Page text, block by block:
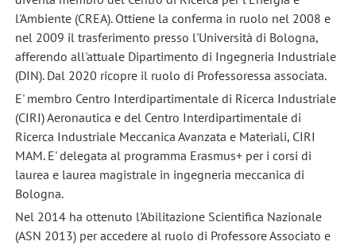
l'Ambiente (CREA). Ottiene la conferma in ruolo nel 2008 e
nel 2009 il trasferimento presso l'Università di Bologna,
afferendo all'attuale Dipartimento di Ingegneria Industriale
(DIN). Dal 2020 ricopre il ruolo di Professoressa associata.
E' membro Centro Interdipartimentale di Ricerca Industriale
(CIRI) Aeronautica e del Centro Interdipartimentale di
Ricerca Industriale Meccanica Avanzata e Materiali, CIRI
MAM. E' delegata al programma Erasmus+ per i corsi di
laurea e laurea magistrale in ingegneria meccanica di
Bologna.
Nel 2014 ha ottenuto l'Abilitazione Scientifica Nazionale
(ASN 2013) per accedere al ruolo di Professore Associato e